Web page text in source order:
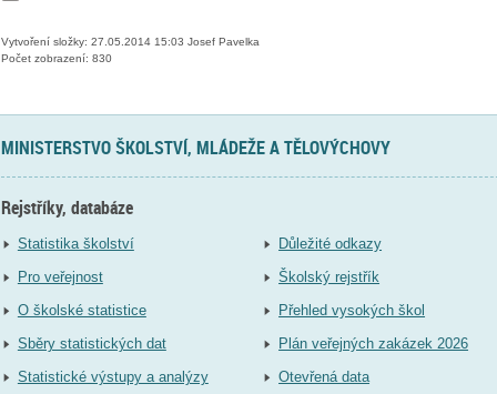
Vytvoření složky: 27.05.2014 15:03 Josef Pavelka
Počet zobrazení: 830
MINISTERSTVO ŠKOLSTVÍ, MLÁDEŽE A TĚLOVÝCHOVY
Rejstříky, databáze
Statistika školství
Pro veřejnost
O školské statistice
Sběry statistických dat
Statistické výstupy a analýzy
Důležité odkazy
Školský rejstřík
Přehled vysokých škol
Plán veřejných zakázek 2026
Otevřená data